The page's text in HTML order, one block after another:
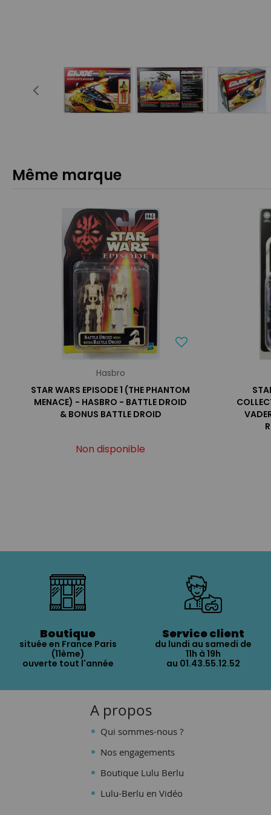
Même marque
Hasbro
STAR WARS EPISODE 1 (THE PHANTOM
MENACE) - HASBRO - BATTLE DROID
& BONUS BATTLE DROID
Non disponible
Boutique
située en France Paris
(11ème)
ouverte tout l'année
Service client
du lundi au samedi de
11h à 19h
au 01.43.55.12.52
A propos
Qui sommes-nous ?
Nos engagements
Boutique Lulu Berlu
Lulu-Berlu en Vidéo